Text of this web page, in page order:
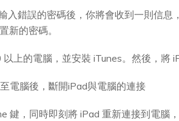
入錯誤的密碼後，你將會收到一則信
新的密碼。
上的電腦，並安裝 iTunes。然後，將
電腦後，斷開iPad與電腦的連接
鍵，同時即刻將 iPad 重新連接到電腦